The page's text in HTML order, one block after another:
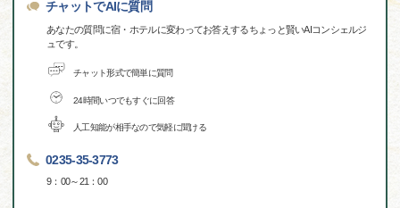
チャットでAIに質問
あなたの質問に宿・ホテルに変わってお答えするちょっと賢いAIコンシェルジ
ュです。
チャット形式で簡単に質問
24時間いつでもすぐに回答
人工知能が相手なので気軽に聞ける
0235-35-3773
9：00～21：00